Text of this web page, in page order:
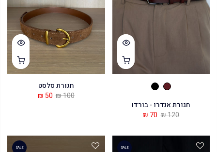
חגורת אנדרו - בורדו
120 ₪
70 ₪
חגורת סלסט
100 ₪
50 ₪
SALE
SALE